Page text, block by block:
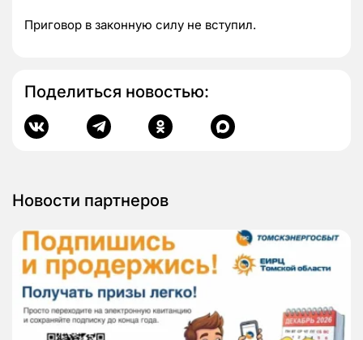
Приговор в законную силу не вступил.
Поделиться новостью:
Новости партнеров